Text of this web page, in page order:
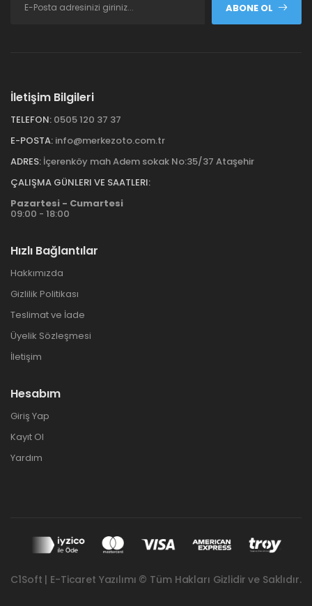
ABONE OL
İletişim Bilgileri
TELEFON: 0505 120 37 37
E-POSTA: info@merkezoto.com.tr
ADRES: İçerenköy mah Adem sokak No:35/37 Ataşehir
ÇALIŞMA GÜNLERI VE SAATLERI:
Pazartesi - Cumartesi
09:00 - 18:00
Hızlı Bağlantılar
Hakkımızda
Gizlilik Politikası
Teslimat ve İade
Üyelik Sözleşmesi
İletişim
Hesabım
Giriş Yap
Kayıt Ol
Yardım
C1Soft | E-Ticaret Yazılımı © Tüm Hakları Gizlidir ve Saklıdır.